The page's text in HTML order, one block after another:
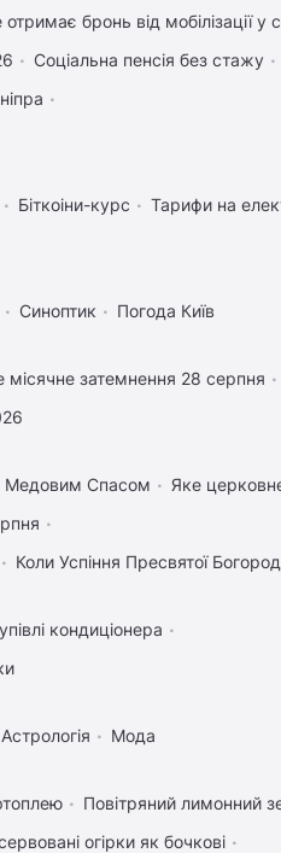
бронь від мобілізації у
Соціальна пенсія без стажу
Біткоіни-курс
Тарифи на
Синоптик Погода Київ
затемнення 28 серпня
з Медовим Спасом
Яке
Коли Успіння Пресвятої
кондиціонера
Астрологія Мода
Повітряний лимонний
огірки як бочкові